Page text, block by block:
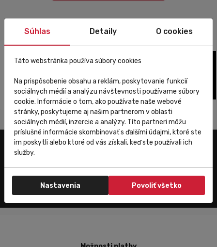
Zákaznícky servis
Súhlas Detaily O cookies
Táto webstránka používa súbory cookies
Na prispôsobenie obsahu a reklám, poskytovanie funkcií
sociálnych médií a analýzu návštevnosti používame súbory
cookie. Informácie o tom, ako používate naše webové
stránky, poskytujeme aj našim partnerom v oblasti
sociálnych médií, inzercie a analýzy. Títo partneri môžu
príslušné informácie skombinovať s ďalšími údajmi, ktoré ste
im poskytli alebo ktoré od vás získali, keď ste používali ich
služby.
Nastavenia Povoliť všetko